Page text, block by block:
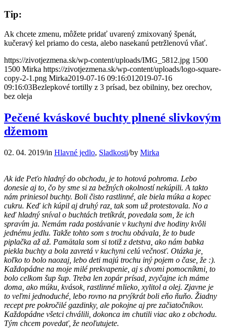
Tip:
Ak chcete zmenu, môžete pridať uvarený zmixovaný špenát,
kučeravý kel priamo do cesta, alebo nasekanú petržlenovú vňať.
https://zivotjezmena.sk/wp-content/uploads/IMG_5812.jpg 1500
1500 Mirka https://zivotjezmena.sk/wp-content/uploads/logo-square-
copy-2-1.png Mirka2019-07-16 09:16:01 2019-07-16
09:16:03Bezlepkové tortilly z 3 prísad, bez obilniny, bez orechov,
bez oleja
Pečené kváskové buchty plnené slivkovým
džemom
02. 04. 2019/in Hlavné jedlo, Sladkosti/by Mirka
Ak ide Peťo hladný do obchodu, je to hotová pohroma. Lebo
donesie aj to, čo by sme si za bežných okolností nekúpili. A takto
nám priniesol buchty. Boli čisto rastlinné, ale biela múka a kopec
cukru. Keď ich kúpil aj druhý raz, tak som už protestovala. No a
keď hladný sníval o buchtách tretíkrát, povedala som, že ich
spravím ja. Nemám rada postávanie v kuchyni dve hodiny kvôli
jednému jedlu. Takže tohto som s trochu obávala, že to bude
piplačka až až. Pamätala som si totiž z detstva, ako nám babka
piekla buchty a bola zavretá v kuchyni celú večnosť. Otázka je,
koľko to bolo naozaj, lebo deti majú trochu iný pojem o čase, že :).
Každopádne na moje milé prekvapenie, aj s dvomi pomocníkmi, to
bolo celkom šup šup. Treba len zopár prísad, zvyčajne ich máme
doma, ako múku, kvások, rastlinné mlieko, xylitol a olej. Zjavne je
to veľmi jednoduché, lebo rovno na prvýkrát boli eňo ňuňo. Žiadny
recept pre pokročilé gazdinky, ale pokojne aj pre začiatočníkov.
Každopádne všetci chválili, dokonca im chutili viac ako z obchodu.
Tým chcem povedať, že neoľutujete.